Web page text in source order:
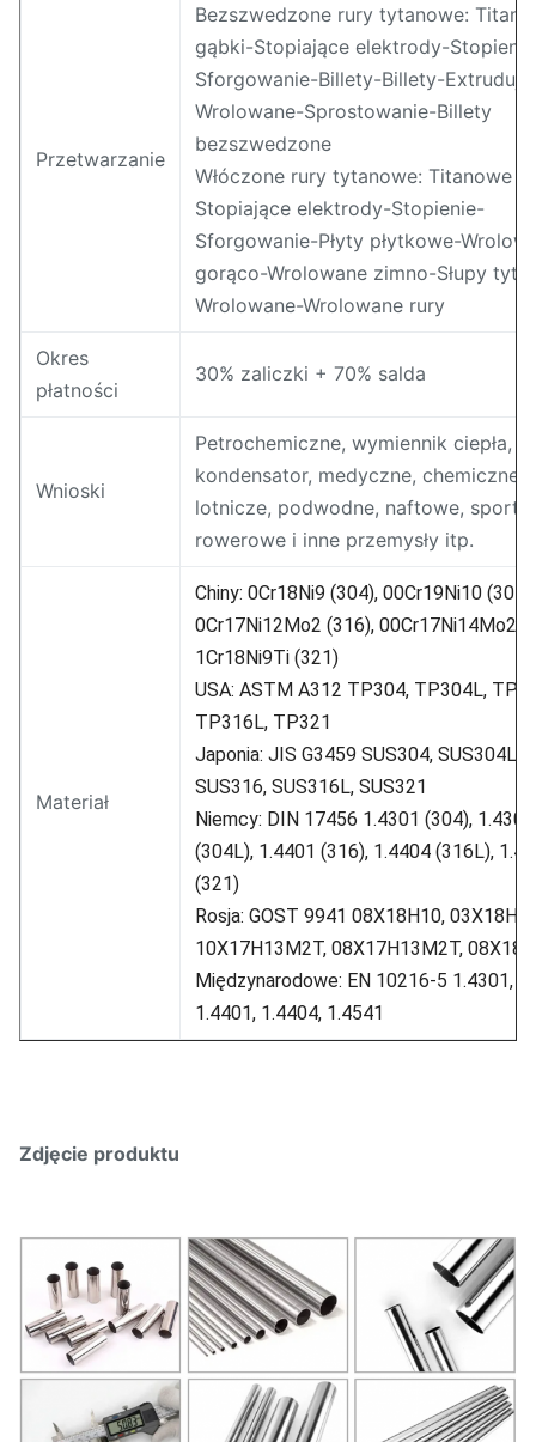
Przetwarzanie
Bezszwedzone rury tytanowe:
gąbki-Stopiające elektrody-
Sforgowanie-Billety-Billety-
Wrolowane-Sprostowanie-Billety
bezszwedzone
Włóczone rury tytanowe: Titanowe
Stopiające elektrody-Stopienie-
Sforgowanie-Płyty płytkowe-
gorąco-Wrolowane zimno-Słupy
Wrolowane-Wrolowane rury
Okres
płatności
30% zaliczki + 70% salda
Wnioski
Petrochemiczne, wymiennik ciepła,
kondensator, medyczne, chemiczne,
lotnicze, podwodne, naftowe,
rowerowe i inne przemysły itp.
Materiał
Chiny: 0Cr18Ni9 (304), 00Cr19Ni10
0Cr17Ni12Mo2 (316), 00Cr17Ni14Mo2
1Cr18Ni9Ti (321)
USA: ASTM A312 TP304, TP304L,
TP316L, TP321
Japonia: JIS G3459 SUS304, SUS304L,
SUS316, SUS316L, SUS321
Niemcy: DIN 17456 1.4301 (304), 1.4306
(304L), 1.4401 (316), 1.4404 (316L),
(321)
Rosja: GOST 9941 08X18H10,
10X17H13M2T, 08X17H13M2T,
Międzynarodowe: EN 10216-5 1.4301,
1.4401, 1.4404, 1.4541
Zdjęcie produktu